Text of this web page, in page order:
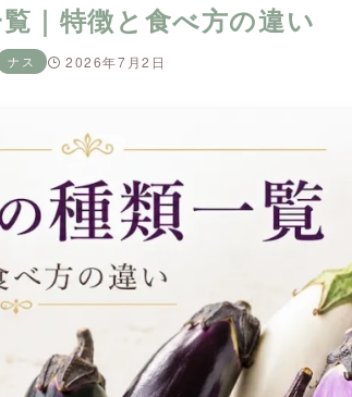
｜特徴と食べ方の違い
ナス 2026年7月2日